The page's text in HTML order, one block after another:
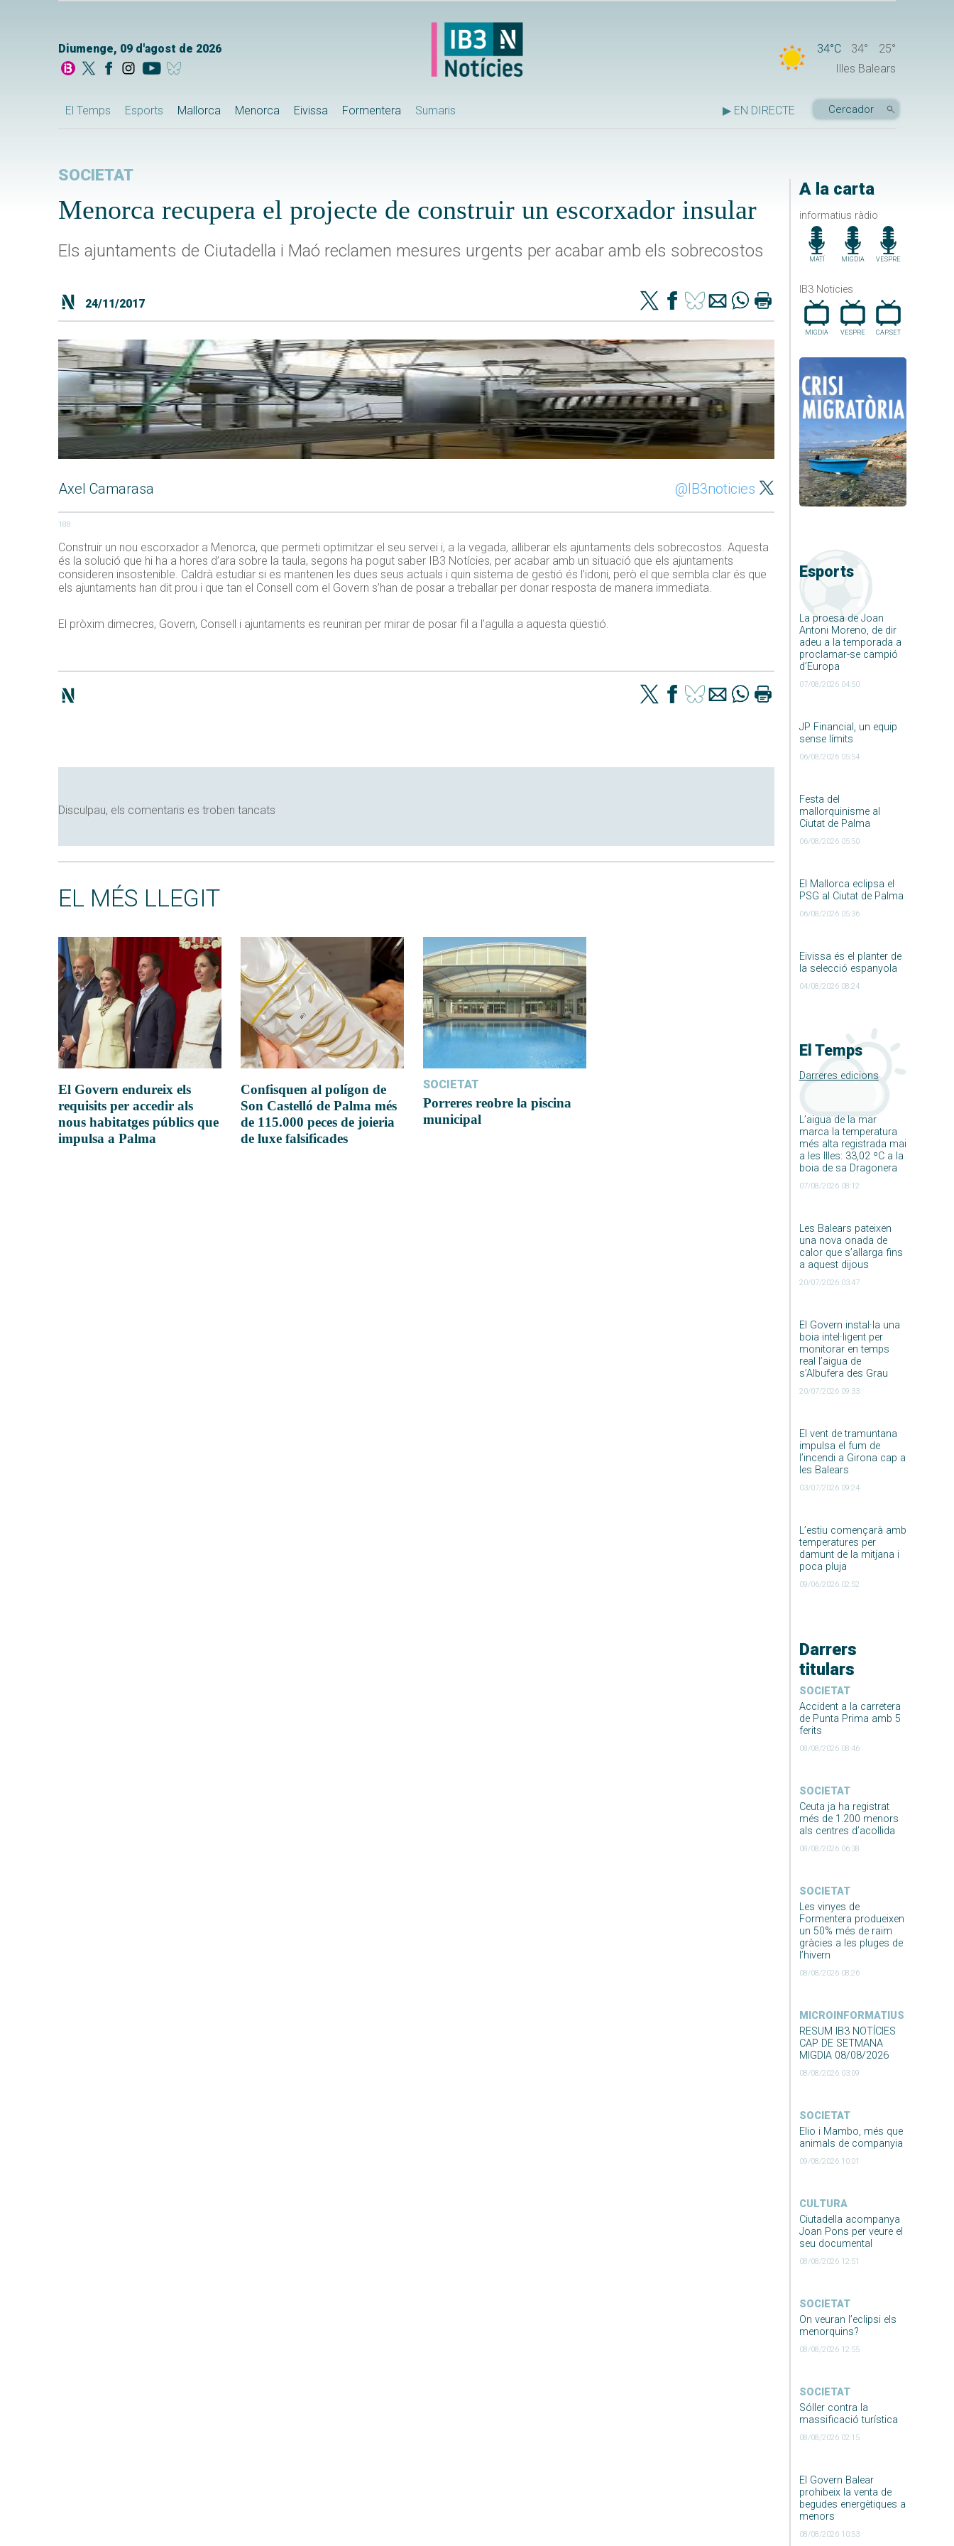
Diumenge, 09 d'agost de 2026 34°C 34°
25°
Illes Balears
El Temps Esports Mallorca Menorca Eivissa Formentera Sumaris ▶ EN DIRECTE
A la carta
informatius ràdio
MATÍ MIGDIA VESPRE
IB3 Noticies
MIGDIA VESPRE CAP.SET
Esports
La proesa de Joan
Antoni Moreno, de dir
adeu a la temporada a
proclamar-se campió
d’Europa
07/08/2026 04:50
JP Financial, un equip
sense límits
06/08/2026 05:54
Festa del
mallorquinisme al
Ciutat de Palma
06/08/2026 05:50
El Mallorca eclipsa el
PSG al Ciutat de Palma
06/08/2026 05:36
Eivissa és el planter de
la selecció espanyola
04/08/2026 08:24
El Temps
Darreres edicions
L’aigua de la mar
marca la temperatura
més alta registrada mai
a les Illes: 33,02 ºC a la
boia de sa Dragonera
07/08/2026 08:12
Les Balears pateixen
una nova onada de
calor que s’allarga fins
a aquest dijous
20/07/2026 03:47
El Govern instal·la una
boia intel·ligent per
monitorar en temps
real l’aigua de
s’Albufera des Grau
20/07/2026 09:33
El vent de tramuntana
impulsa el fum de
l’incendi a Girona cap a
les Balears
03/07/2026 09:24
L’estiu començarà amb
temperatures per
damunt de la mitjana i
poca pluja
09/06/2026 02:52
Darrers
titulars
SOCIETAT
Accident a la carretera
de Punta Prima amb 5
ferits
08/08/2026 08:46
SOCIETAT
Ceuta ja ha registrat
més de 1.200 menors
als centres d’acollida
08/08/2026 06:38
SOCIETAT
Les vinyes de
Formentera produeixen
un 50% més de raïm
gràcies a les pluges de
l’hivern
08/08/2026 08:26
MICROINFORMATIUS
RESUM IB3 NOTÍCIES
CAP DE SETMANA
MIGDIA 08/08/2026
08/08/2026 03:09
SOCIETAT
Elio i Mambo, més que
animals de companyia
09/08/2026 10:01
CULTURA
Ciutadella acompanya
Joan Pons per veure el
seu documental
08/08/2026 12:51
SOCIETAT
On veuran l’eclipsi els
menorquins?
08/08/2026 12:55
SOCIETAT
Sóller contra la
massificació turística
08/08/2026 02:15
El Govern Balear
prohibeix la venta de
begudes energètiques a
menors
08/08/2026 10:53
SOCIETAT
Menorca recupera el projecte de construir un escorxador insular
Els ajuntaments de Ciutadella i Maó reclamen mesures urgents per acabar amb els sobrecostos
24/11/2017
Axel Camarasa @IB3noticies
188
Construir un nou escorxador a Menorca, que permeti optimitzar el seu servei i, a la vegada, alliberar els ajuntaments dels sobrecostos. Aquesta
és la solució que hi ha a hores d’ara sobre la taula, segons ha pogut saber IB3 Notícies, per acabar amb un situació que els ajuntaments
consideren insostenible. Caldrà estudiar si es mantenen les dues seus actuals i quin sistema de gestió és l’idoni, però el que sembla clar és que
els ajuntaments han dit prou i que tan el Consell com el Govern s’han de posar a treballar per donar resposta de manera immediata.
El pròxim dimecres, Govern, Consell i ajuntaments es reuniran per mirar de posar fil a l’agulla a aquesta qüestió.
Disculpau, els comentaris es troben tancats
EL MÉS LLEGIT
El Govern endureix els
requisits per accedir als
nous habitatges públics que
impulsa a Palma
Confisquen al polígon de
Son Castelló de Palma més
de 115.000 peces de joieria
de luxe falsificades
SOCIETAT
Porreres reobre la piscina
municipal